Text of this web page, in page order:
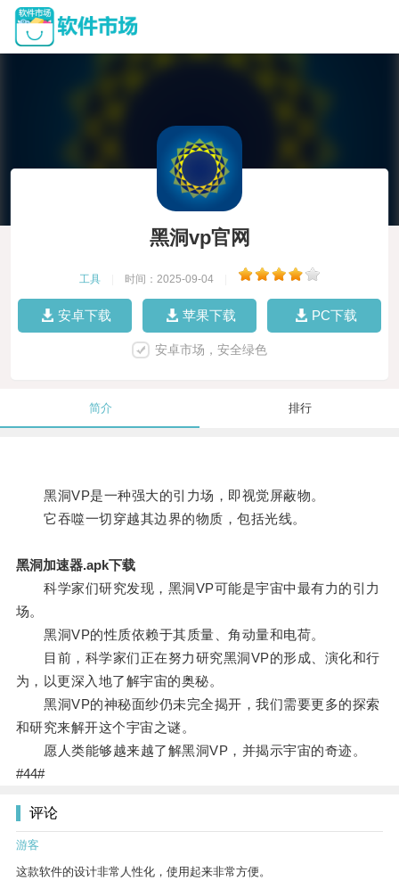
黑洞vp官网
工具 时间：2025-09-04
安卓下载 苹果下载 PC下载
安卓市场，安全绿色
简介 排行
黑洞VP是一种强大的引力场，即视觉屏蔽物。
它吞噬一切穿越其边界的物质，包括光线。
黑洞加速器.apk下载
科学家们研究发现，黑洞VP可能是宇宙中最有力的引力
场。
黑洞VP的性质依赖于其质量、角动量和电荷。
目前，科学家们正在努力研究黑洞VP的形成、演化和行
为，以更深入地了解宇宙的奥秘。
黑洞VP的神秘面纱仍未完全揭开，我们需要更多的探索
和研究来解开这个宇宙之谜。
愿人类能够越来越了解黑洞VP，并揭示宇宙的奇迹。
#44#
评论
游客
这款软件的设计非常人性化，使用起来非常方便。